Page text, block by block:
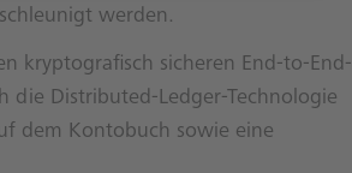
werden.
kryptografisch sicheren End-to-End-
die Distributed-Ledger-Technologie
dem Kontobuch sowie eine